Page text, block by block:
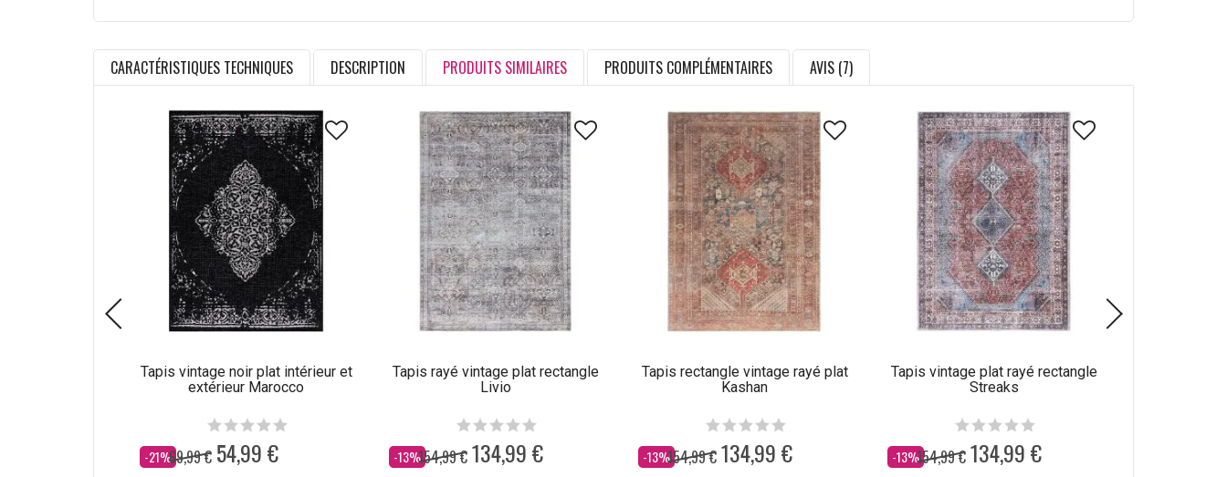
CARACTÉRISTIQUES TECHNIQUES DESCRIPTION PRODUITS SIMILAIRES PRODUITS COMPLÉMENTAIRES AVIS (7)
Tapis vintage noir plat intérieur et
extérieur Marocco
-21%
Dès 69,99 € 54,99 €
Tapis rayé vintage plat rectangle
Livio
-13%
Dès 154,99 € 134,99 €
Tapis rectangle vintage rayé plat
Kashan
-13%
Dès 154,99 € 134,99 €
Tapis vintage plat rayé rectangle
Streaks
-13%
Dès 154,99 € 134,99 €